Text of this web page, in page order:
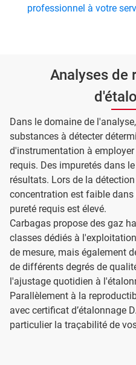
professionnel à votre
Analyses de
Dans le domaine de
substances à détecter
d'instrumentation à
requis. Des impuretés dans
résultats. Lors de la
concentration est faible
pureté requis est élevé.
Carbagas propose des gaz
classes dédiés à
de mesure, mais également
de différents degrés de
l'ajustage quotidien à
Parallèlement à la
avec certificat d’étalonnage
particulier la traçabilité de